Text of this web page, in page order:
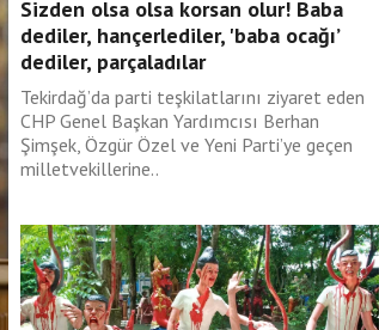
Sizden olsa olsa korsan olur! Baba
dediler, hançerlediler, 'baba ocağı’
dediler, parçaladılar
Tekirdağ’da parti teşkilatlarını ziyaret eden
CHP Genel Başkan Yardımcısı Berhan
Şimşek, Özgür Özel ve Yeni Parti’ye geçen
milletvekillerine..